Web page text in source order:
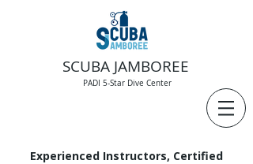
SCUBA JAMBOREE
PADI 5-Star Dive Center
Experienced Instructors, Certified